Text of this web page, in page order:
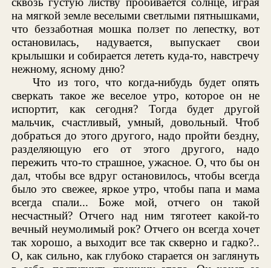
на мягкой земле веселыми светлыми пятнышками,
что беззаботная мошка ползет по лепестку, вот
остановилась, надувается, выпускает свои
крылышки и собирается лететь куда-то, навстречу
нежному, ясному дню?
Что из того, что когда-нибудь будет опять
сверкать такое же веселое утро, которое он не
испортит, как сегодня? Тогда будет другой
мальчик, счастливый, умный, довольный. Чтоб
добраться до этого другого, надо пройти бездну,
разделяющую его от этого другого, надо
пережить что-то страшное, ужасное. О, что бы он
дал, чтобы все вдруг остановилось, чтобы всегда
было это свежее, яркое утро, чтобы папа и мама
всегда спали... Боже мой, отчего он такой
несчастный? Отчего над ним тяготеет какой-то
вечный неумолимый рок? Отчего он всегда хочет
так хорошо, а выходит все так скверно и гадко?..
О, как сильно, как глубоко старается он заглянуть